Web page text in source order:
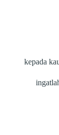
kepada